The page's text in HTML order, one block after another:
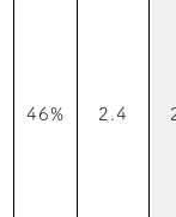
46% 2.4